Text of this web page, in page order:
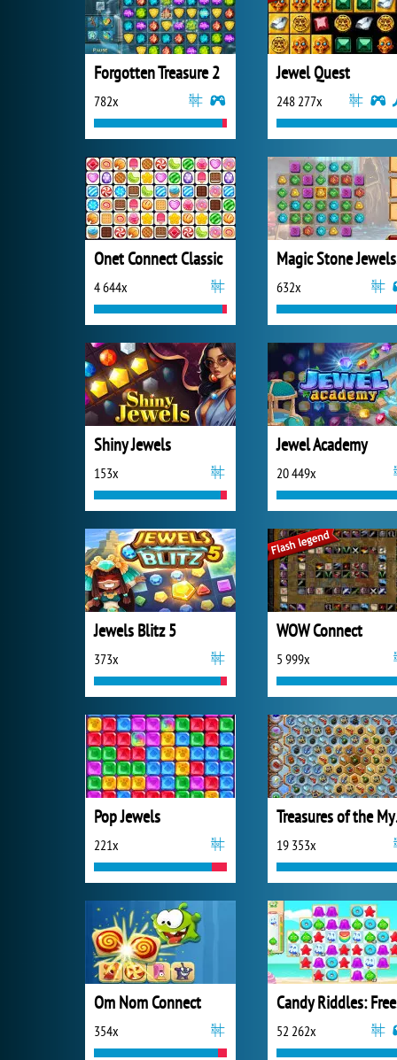
Forgotten Treasure 2
782x
Jewel Quest
248 277x
Onet Connect Classic
4 644x 632x
Shiny Jewels
153x
Jewel Academy
20 449x
Jewels Blitz 5
373x
WOW Connect
5 999x
Pop Jewels
221x 19 353x
Om Nom Connect
354x 52 262x